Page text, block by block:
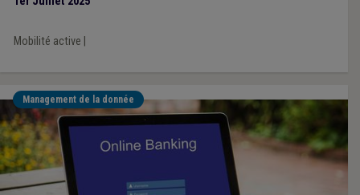
Mobilité active
Management de la donnée